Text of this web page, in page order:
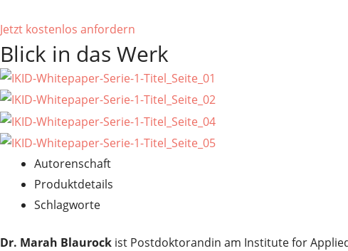
Jetzt kostenlos anfordern
Blick in das Werk
Autorenschaft
Produktdetails
Schlagworte
Dr. Marah Blaurock ist Postdoktorandin am Institute for